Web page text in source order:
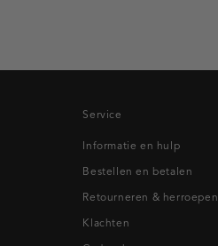
Service
Informatie en hulp
Bestellen en betalen
Retourneren & herroepen
Klachten